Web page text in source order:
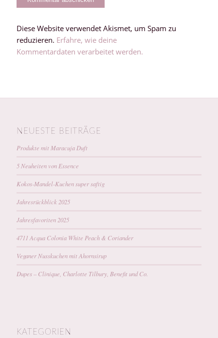
Diese Website verwendet Akismet, um Spam zu
reduzieren. Erfahre, wie deine
Kommentardaten verarbeitet werden.
NEUESTE BEITRÄGE
Produkte mit Maracuja Duft
5 Neuheiten von Essence
Kokos-Mandel-Kuchen super saftig
Jahresrückblick 2025
Jahresfavoriten 2025
4711 Acqua Colonia White Peach & Coriander
Veganer Nusskuchen mit Ahornsirup
Dupes – Clinique, Charlotte Tilbury, Benefit und Co.
KATEGORIEN